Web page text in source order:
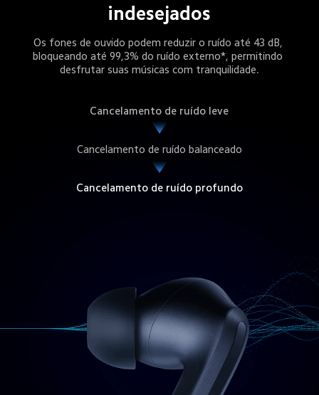
indesejados
Os fones de ouvido podem reduzir o ruído até 43 dB,
bloqueando até 99,3% do ruído externo*, permitindo
desfrutar suas músicas com tranquilidade.
Cancelamento de ruído leve
Cancelamento de ruído balanceado
Cancelamento de ruído profundo